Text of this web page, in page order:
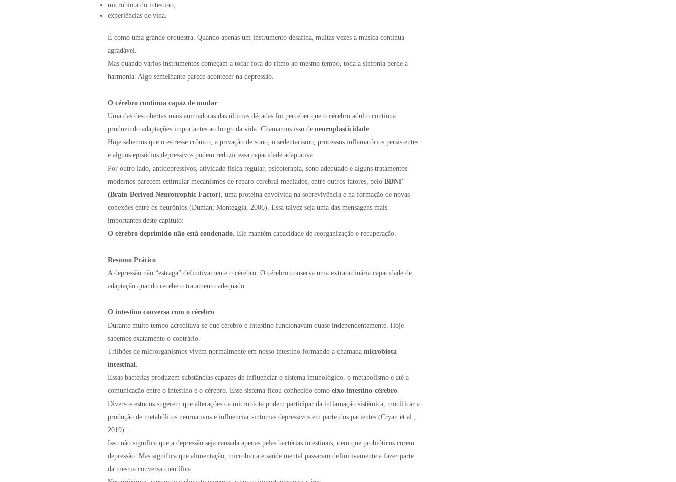
microbiota do intestino;
experiências de vida.
É como uma grande orquestra. Quando apenas um instrumento desafina, muitas vezes a música continua
agradável.
Mas quando vários instrumentos começam a tocar fora do ritmo ao mesmo tempo, toda a sinfonia perde a
harmonia. Algo semelhante parece acontecer na depressão.
O cérebro continua capaz de mudar
Uma das descobertas mais animadoras das últimas décadas foi perceber que o cérebro adulto continua
produzindo adaptações importantes ao longo da vida. Chamamos isso de neuroplasticidade
Hoje sabemos que o estresse crônico, a privação de sono, o sedentarismo, processos inflamatórios persistentes
e alguns episódios depressivos podem reduzir essa capacidade adaptativa.
Por outro lado, antidepressivos, atividade física regular, psicoterapia, sono adequado e alguns tratamentos
modernos parecem estimular mecanismos de reparo cerebral mediados, entre outros fatores, pelo BDNF
(Brain-Derived Neurotrophic Factor) , uma proteína envolvida na sobrevivência e na formação de novas
conexões entre os neurônios (Duman; Monteggia, 2006). Essa talvez seja uma das mensagens mais
importantes deste capítulo:
O cérebro deprimido não está condenado. Ele mantém capacidade de reorganização e recuperação.
Resumo Prático
A depressão não “estraga” definitivamente o cérebro. O cérebro conserva uma extraordinária capacidade de
adaptação quando recebe o tratamento adequado.
O intestino conversa com o cérebro
Durante muito tempo acreditava-se que cérebro e intestino funcionavam quase independentemente. Hoje
sabemos exatamente o contrário.
Trilhões de microrganismos vivem normalmente em nosso intestino formando a chamada microbiota
intestinal
Essas bactérias produzem substâncias capazes de influenciar o sistema imunológico, o metabolismo e até a
comunicação entre o intestino e o cérebro. Esse sistema ficou conhecido como eixo intestino-cérebro
Diversos estudos sugerem que alterações da microbiota podem participar da inflamação sistêmica, modificar a
produção de metabólitos neuroativos e influenciar sintomas depressivos em parte dos pacientes (Cryan et al.,
2019).
Isso não significa que a depressão seja causada apenas pelas bactérias intestinais, nem que probióticos curem
depressão. Mas significa que alimentação, microbiota e saúde mental passaram definitivamente a fazer parte
da mesma conversa científica.